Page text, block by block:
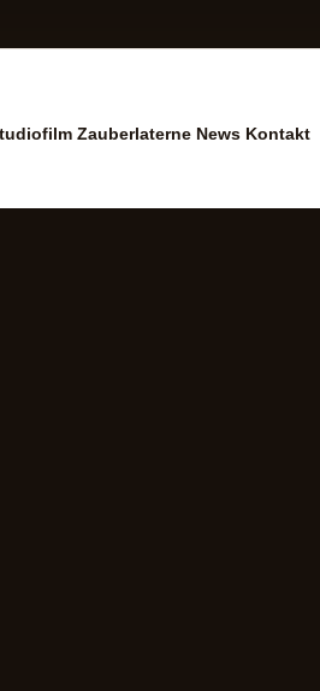
Zauberlaterne News Kontakt